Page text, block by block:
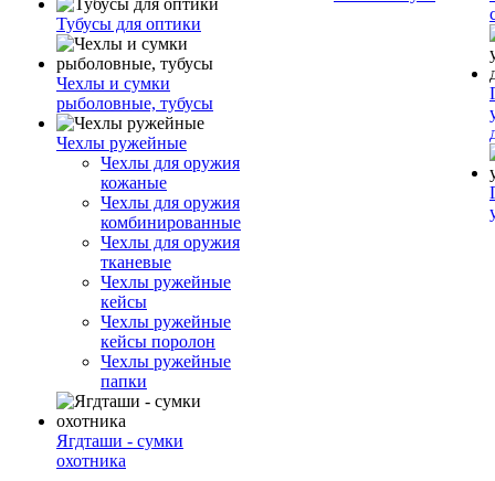
Тубусы для оптики
Чехлы и сумки
рыболовные, тубусы
Чехлы ружейные
Чехлы для оружия
кожаные
Чехлы для оружия
комбинированные
Чехлы для оружия
тканевые
Чехлы ружейные
кейсы
Чехлы ружейные
кейсы поролон
Чехлы ружейные
папки
Ягдташи - сумки
охотника